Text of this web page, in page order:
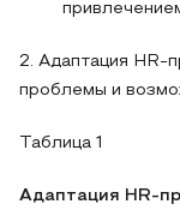
2. Адаптация HR-
проблемы и
Таблица 1
Адаптация HR-